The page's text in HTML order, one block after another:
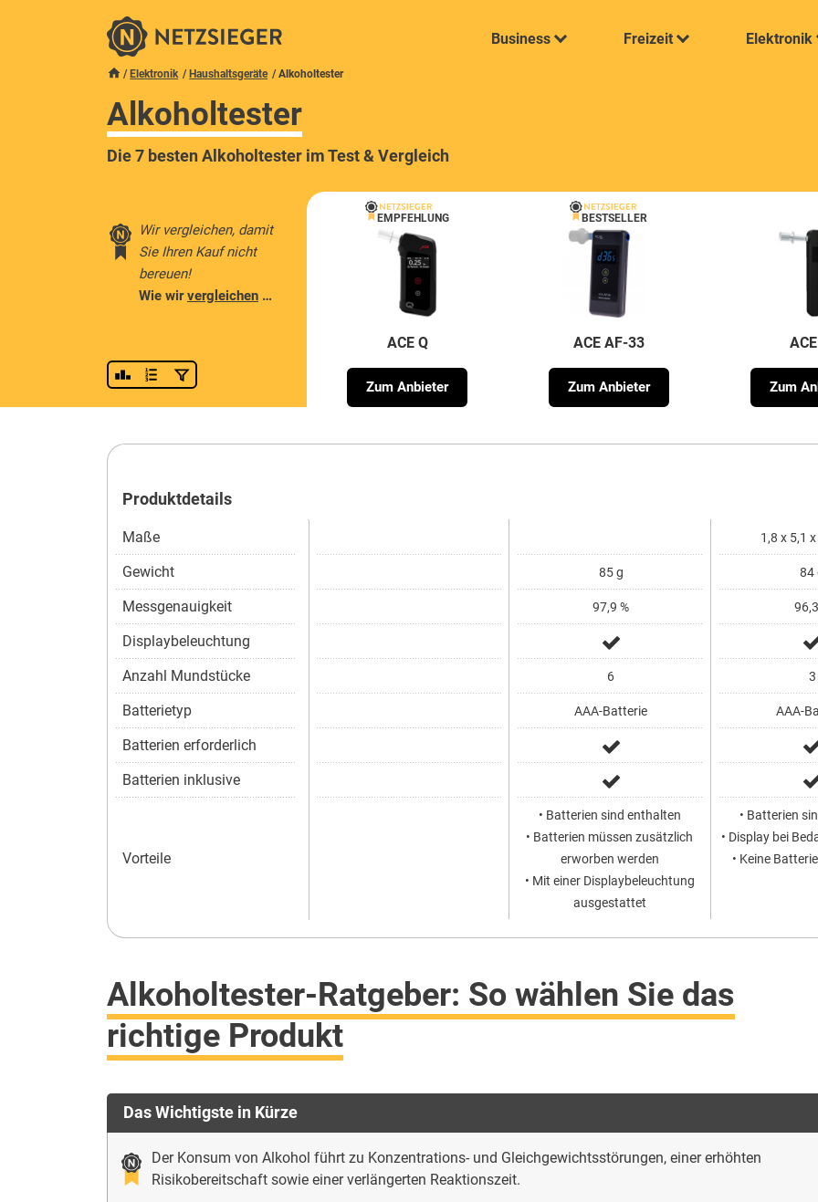
Business Freizeit Elektronik
Elektronik Haushaltsgeräte Alkoholtester
Alkoholtester
Die 7 besten Alkoholtester im Test & Vergleich
Wir vergleichen, damit
Sie Ihren Kauf nicht
bereuen!
Wie wirvergleichen …
EMPFEHLUNG
ACE Q
Zum Anbieter
BESTSELLER
ACE AF-33
Zum Anbieter Zum
Produktdetails
Maße
Gewicht
Messgenauigkeit
Displaybeleuchtung
Anzahl Mundstücke
Batterietyp
Batterien erforderlich
Batterien inklusive
Vorteile
85 g
97,9 %
6
AAA-Batterie
• Batterien sind enthalten
• Batterien müssen zusätzlich
erworben werden
• Mit einer Displaybeleuchtung
ausgestattet
1,8 x 5,1
84
3
AAA-
• Batterien
• Display bei
• Keine
Alkoholtester-Ratgeber: So wählen Sie das
richtige Produkt
Das Wichtigste in Kürze
Der Konsum von Alkohol führt zu Konzentrations- und Gleichgewichtsstörungen, einer erhöhten
Risikobereitschaft sowie einer verlängerten Reaktionszeit.